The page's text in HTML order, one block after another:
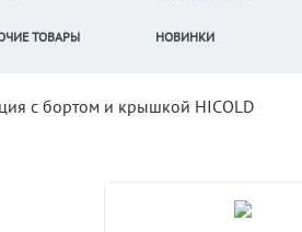
ТОВАРЫ НОВИНКИ
с бортом и крышкой HICOLD